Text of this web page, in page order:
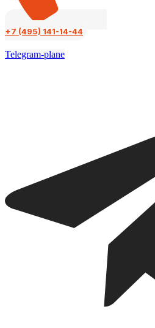
+7 (495) 141-14-44
Telegram-plane